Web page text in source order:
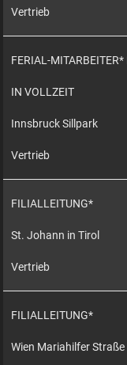
Vertrieb
FERIAL-
IN VOLLZEIT
Innsbruck Sillpark
Vertrieb
FILIALLEITUNG*
St. Johann in Tirol
Vertrieb
FILIALLEITUNG*
Wien Mariahilfer Straße